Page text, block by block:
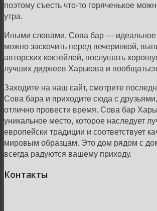
поэтому съесть что-то горяченькое
утра.
Иными словами, Сова бар — идеальное
можно заскочить перед вечеринкой,
авторских коктейлей, послушать
лучших диджеев Харькова и
Заходите на наш сайт, смотрите
Сова бара и приходите сюда с
отлично провести время. Сова бар
уникальное место, которое наследует
европейски традиции и соответствует
мировым образцам. Это дом рядом с
всегда радуются вашему приходу.
Контакты